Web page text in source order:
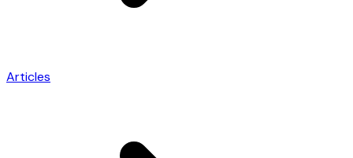
Articles